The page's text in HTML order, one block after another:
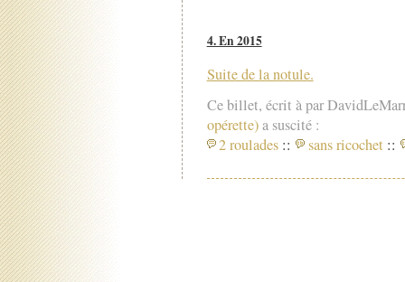
4. En 2015
Suite de la notule.
Ce billet, écrit à par
opérette)a suscité :
2 roulades :: sans ricochet ::